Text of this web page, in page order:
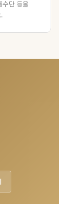
수단 등을